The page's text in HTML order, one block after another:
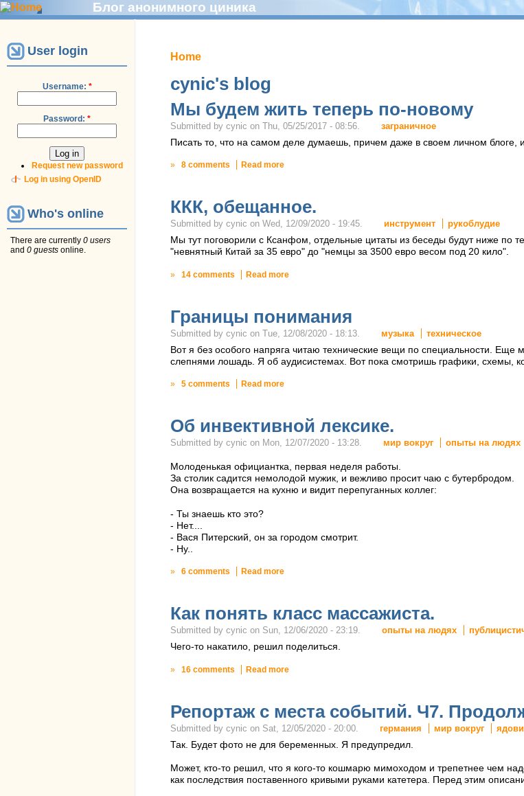
Блог анонимного циника
User login
Username: *
Password: *
Request new password
Log in using OpenID
Who's online
There are currently 0 users
and 0 guests online.
Home
cynic's blog
Мы будем жить теперь по-новому
Submitted by cynic on Thu, 05/25/2017 - 08:56.
заграничное
Писать то, что на самом деле думаешь, причем даже в своем личном
» 8 comments Read more
ККК, обещанное.
Submitted by cynic on Wed, 12/09/2020 - 19:45. инструмент
рукоблудие
Мы тут поговорили с Ксанфом, отдельные цитаты из беседы будут ниже по
"невнятный Китай за 35 евро" до "немцы за 3500 евро весом под 20 кило".
» 14 comments Read more
Границы понимания
Submitted by cynic on Tue, 12/08/2020 - 18:13. музыка
техническое
Вот я без особого напряга читаю технические вещи по специальности. Еще
слепнями лошадь. Я об аудисистемах. Вот пока смотришь графики, схемы,
» 5 comments Read more
Об инвективной лексике.
Submitted by cynic on Mon, 12/07/2020 - 13:28. мир вокруг опыты на людях
Молоденькая официантка, первая неделя работы.
За столик садится немолодой мужик, и вежливо просит чаю с бутербродом.
Она возвращается на кухню и видит перепуганных коллег:
- Ты знаешь кто это?
- Нет....
- Вася Питерский, он за городом смотрит.
- Ну..
» 6 comments Read more
Как понять класс массажиста.
Submitted by cynic on Sun, 12/06/2020 - 23:19. опыты на людях
Чего-то накатило, решил поделиться.
» 16 comments Read more
Репортаж с места событий. Ч7.
Submitted by cynic on Sat, 12/05/2020 - 20:00. германия мир вокруг
Так. Будет фото не для беременных. Я предупредил.
Может, кто-то решил, что я кого-то кошмарю мимоходом и трепетнее чем
как последствия поставенного кривыми руками катетера. Перед этим